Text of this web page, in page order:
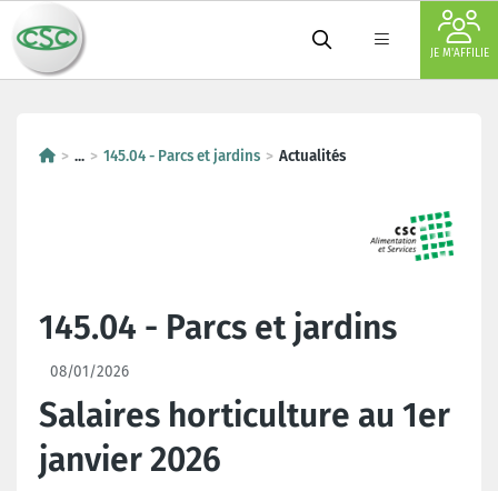
JE M'AFFILIE
... 145.04 - Parcs et jardins Actualités
145.04 - Parcs et jardins
08/01/2026
Salaires horticulture au 1er
janvier 2026